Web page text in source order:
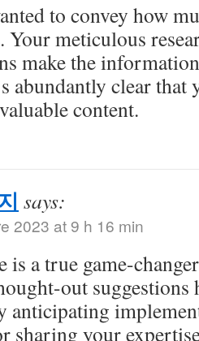
to convey how
Your meticulous
make the
abundantly clear that
content.
says:
2023 at 9 h 16 min
is a true game-
out
anticipating
sharing your